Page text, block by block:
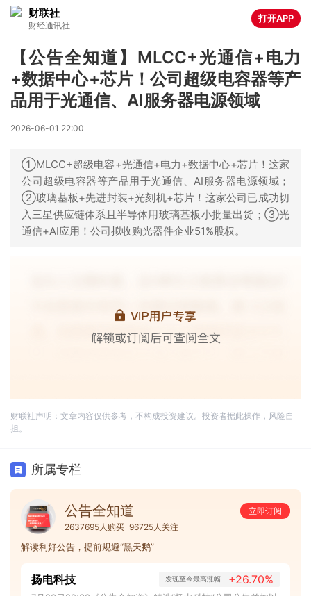
财联社
财经通讯社
打开APP
【公告全知道】MLCC+光通信+电力
+数据中心+芯片！公司超级电容器等产
品用于光通信、AI服务器电源领域
2026-06-01 22:00
①MLCC+超级电容+光通信+电力+数据中心+芯片！这家
公司超级电容器等产品用于光通信、AI服务器电源领域；
②玻璃基板+先进封装+光刻机+芯片！这家公司已成功切
入三星供应链体系且半导体用玻璃基板小批量出货；③光
通信+AI应用！公司拟收购光器件企业51%股权。
财联社声明：文章内容仅供参考，不构成投资建议。投资者据此操作，风险自
担。
所属专栏
公告全知道
立即订阅
2637695人购买 96725人关注
解读利好公告，提前规避“黑天鹅”
扬电科技 发现至今最高涨幅 +26.70%